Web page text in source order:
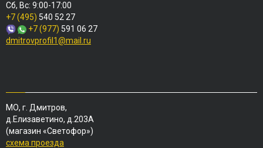
Сб, Вс: 9:00-17:00
+7 (495) 540 52 27
+7 (977) 591 06 27
dmitrovprofil1@mail.ru
МО, г. Дмитров,
д.Елизаветино, д.203А
(магазин «Светофор»)
схема проезда